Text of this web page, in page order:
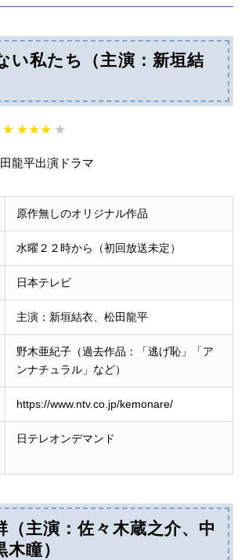
い私たち（主演：新垣結
★ ★★★ ★
龍平出演ドラマ
原作無しのオリジナル作品
水曜２２時から（初回放送未定）
日本テレビ
主演：新垣結衣、松田龍平
野木亜紀子（過去作品：「逃げ恥」「ア
ンナチュラル」など）
https://www.ntv.co.jp/kemonare/
日テレオンデマンド
（主演：佐々木蔵之介、中
瞳）